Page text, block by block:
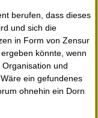
berufen, dass dieses
und sich die
in Form von Zensur
könnte, wenn
und
ein gefundenes
ohnehin ein Dorn